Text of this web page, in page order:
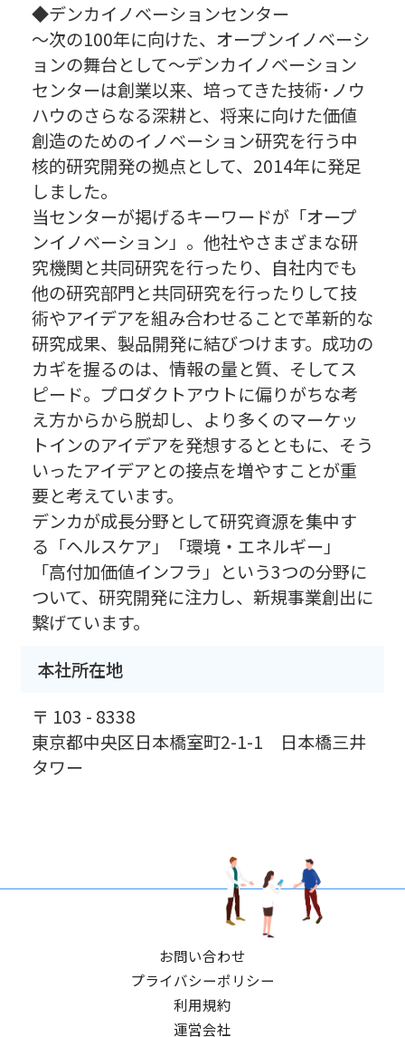
◆デンカイノベーションセンター
〜次の100年に向けた、オープンイノベーシ
ョンの舞台として〜デンカイノベーション
センターは創業以来、培ってきた技術･ノウ
ハウのさらなる深耕と、将来に向けた価値
創造のためのイノベーション研究を行う中
核的研究開発の拠点として、2014年に発足
しました。
当センターが掲げるキーワードが「オープ
ンイノベーション」。他社やさまざまな研
究機関と共同研究を行ったり、自社内でも
他の研究部門と共同研究を行ったりして技
術やアイデアを組み合わせることで革新的な
研究成果、製品開発に結びつけます。成功の
カギを握るのは、情報の量と質、そしてス
ピード。プロダクトアウトに偏りがちな考
え方からから脱却し、より多くのマーケッ
トインのアイデアを発想するとともに、そう
いったアイデアとの接点を増やすことが重
要と考えています。
デンカが成長分野として研究資源を集中す
る「ヘルスケア」「環境・エネルギー」
「高付加価値インフラ」という3つの分野に
ついて、研究開発に注力し、新規事業創出に
繋げています。
本社所在地
〒 103 - 8338
東京都中央区日本橋室町2-1-1 日本橋三井
タワー
お問い合わせ
プライバシーポリシー
利用規約
運営会社